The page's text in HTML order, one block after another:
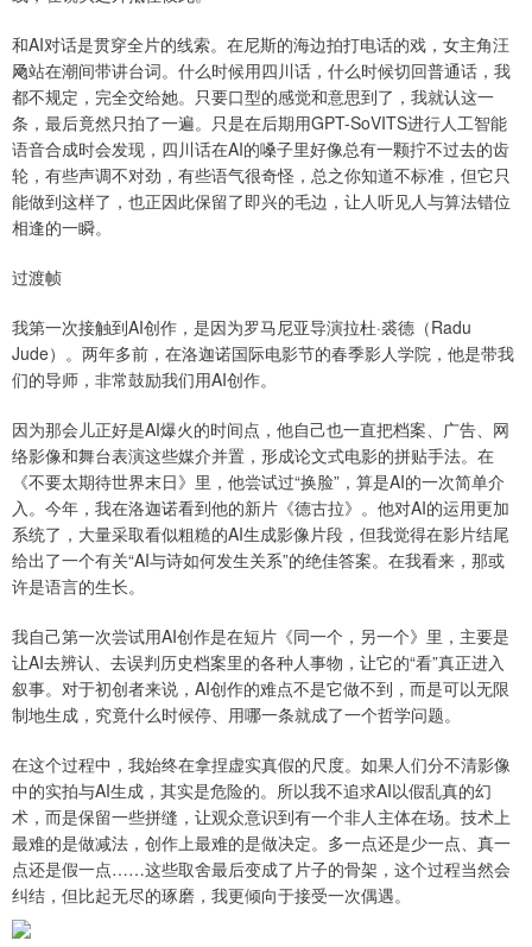
和AI对话是贯穿全片的线索。在尼斯的海边拍打电话的戏，女主角汪
飏站在潮间带讲台词。什么时候用四川话，什么时候切回普通话，我
都不规定，完全交给她。只要口型的感觉和意思到了，我就认这一
条，最后竟然只拍了一遍。只是在后期用GPT-SoVITS进行人工智能
语音合成时会发现，四川话在AI的嗓子里好像总有一颗拧不过去的齿
轮，有些声调不对劲，有些语气很奇怪，总之你知道不标准，但它只
能做到这样了，也正因此保留了即兴的毛边，让人听见人与算法错位
相逢的一瞬。
过渡帧
我第一次接触到AI创作，是因为罗马尼亚导演拉杜·裘德（Radu
Jude）。两年多前，在洛迦诺国际电影节的春季影人学院，他是带我
们的导师，非常鼓励我们用AI创作。
因为那会儿正好是AI爆火的时间点，他自己也一直把档案、广告、网
络影像和舞台表演这些媒介并置，形成论文式电影的拼贴手法。在
《不要太期待世界末日》里，他尝试过“换脸”，算是AI的一次简单介
入。今年，我在洛迦诺看到他的新片《德古拉》。他对AI的运用更加
系统了，大量采取看似粗糙的AI生成影像片段，但我觉得在影片结尾
给出了一个有关“AI与诗如何发生关系”的绝佳答案。在我看来，那或
许是语言的生长。
我自己第一次尝试用AI创作是在短片《同一个，另一个》里，主要是
让AI去辨认、去误判历史档案里的各种人事物，让它的“看”真正进入
叙事。对于初创者来说，AI创作的难点不是它做不到，而是可以无限
制地生成，究竟什么时候停、用哪一条就成了一个哲学问题。
在这个过程中，我始终在拿捏虚实真假的尺度。如果人们分不清影像
中的实拍与AI生成，其实是危险的。所以我不追求AI以假乱真的幻
术，而是保留一些拼缝，让观众意识到有一个非人主体在场。技术上
最难的是做减法，创作上最难的是做决定。多一点还是少一点、真一
点还是假一点……这些取舍最后变成了片子的骨架，这个过程当然会
纠结，但比起无尽的琢磨，我更倾向于接受一次偶遇。